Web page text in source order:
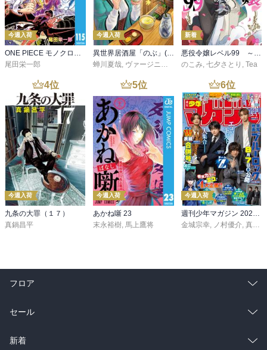
今週入荷
ONE PIECE モノクロ版 115
尾田栄一郎
今週入荷
異世界居酒屋「のぶ」(22)
蝉川夏哉, ヴァージニア二等兵 ,転
新着
悪役令嬢レベル99 ～私は裏ボスですが魔王ではありません～ その６
のこみ, 七夕さとり , Tea
4位
今週入荷
九条の大罪（１７）
真鍋昌平
5位
今週入荷
あかね噺 23
末永裕樹, 馬上鷹将
6位
今週入荷
週刊少年マガジン 2026年36・37号[2026年8月5日発売]
金城宗幸, ノ村優介, 真島ヒロ
フロア
総合
ラノベ
セール
総合
新着